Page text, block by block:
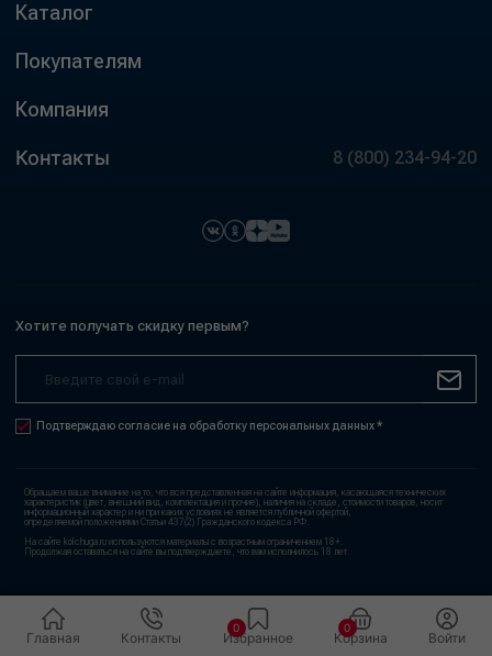
Каталог
Покупателям
Компания
Контакты 8 (800) 234-94-20
Хотите получать скидку первым?
Подтверждаю согласие на обработку персональных данных *
Обращаем ваше внимание на то, что вся представленная на сайте информация, касающаяся технических
характеристик (цвет, внешний вид, комплектация и прочие), наличия на складе, стоимости товаров, носит
информационный характер и ни при каких условиях не является публичной офертой,
определяемой положениями Статьи 437(2) Гражданского кодекса РФ.
На сайте kolchuga.ru используются материалы с возрастным ограничением 18+.
Продолжая оставаться на сайте вы подтверждаете, что вам исполнилось 18 лет.
Главная Контакты Избранное
0
Корзина
0
Войти